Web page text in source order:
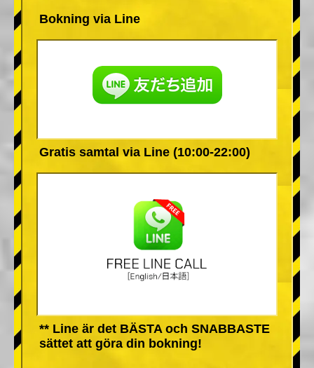
Bokning via Line
Gratis samtal via Line (10:00-22:00)
** Line är det BÄSTA och SNABBASTE
sättet att göra din bokning!